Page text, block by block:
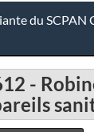
du SCPAN
-